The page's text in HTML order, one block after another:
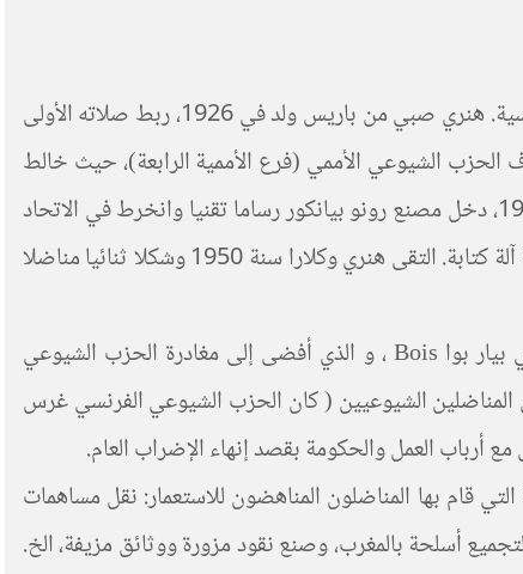
سيرة حياة كلارا و هنري بونوا Benoits لصيقة بتاريخ النضالات العمالية في مصانع رونو في بولوني-بيانكور، في الضاحية الباريسية. هنري صبي من باريس ولد في 1926، ربط صلاته الأولى
عام 1943، في السرية، فيما كان يعمل متمرنا في صناعة التعدين. وانضم في ابريل 1944 إلى صفوف الحزب الشيوعي الأممي (فرع الأممية الرابعة)، حيث خالط
بوجه خاص ميشال لوكين و بيار لامبير و مارسيل بلايبترو، وكذا مناضلي الخلية التروتسكية الفيتنامية في باريس. وفي العام 1949، دخل مصنع رونو بيانكور رساما تقنيا وانخرط في الاتحاد
العام للعمل CGT. و في غضون السنة ذاتها، دخلت أيضا كلارا ، وهي بنت مهاجرين مجريين مولودة سنة 1930، مصنع رونو راقنة آلة كتابة. التقى هنري وكلارا سنة 1950 وشكلا ثنائيا مناضلا
عبر سيرة حياة هاذين الرفيقين، تتوالى صفحات من التاريخ العمالي في بيانكور : إضراب 1947 الذي قاده المناضل التروتسكي بيار بوا Bois ، و الذي أفضى إلى مغادرة الحزب الشيوعي
و وأفضى إلى تسريح مئات من المناضلين الشيوعيين ( كان الحزب الشيوعي الفرنسي غرس
قام بها المناضلون المناهضون للاستعمار: نقل مساهمات
أسلحة بالمغرب، وصنع نقود مزورة ووثائق مزيفة، الخ.